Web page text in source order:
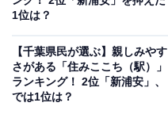
1位は？
【千葉県民が選ぶ】親しみやす
さがある「住みここち（駅）」
ランキング！ 2位「新浦安」、
では1位は？